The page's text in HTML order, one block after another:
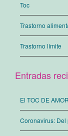
Toc
Trastorno
Trastorno límite
Entradas
El TOC DE
Coronavirus: Del